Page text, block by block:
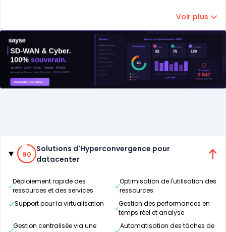
Voir plus
Catégories
90% de compatibilité
90
Solutions d'Hyperconvergence pour
datacenter
Déploiement rapide des
ressources et des services
Optimisation de l'utilisation des
ressources
Support pour la virtualisation
Gestion des performances en
temps réel et analyse
Gestion centralisée via une
Automatisation des tâches de